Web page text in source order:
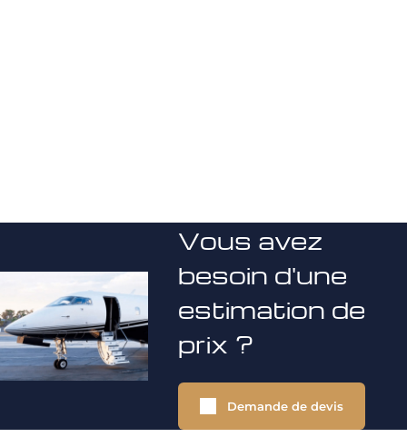
Vous avez
besoin d'une
estimation de
prix ?
Demande de devis